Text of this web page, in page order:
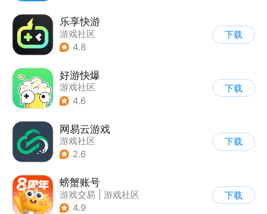
乐享快游
游戏社区
4.8
下载
好游快爆
游戏社区
4.6
下载
网易云游戏
游戏社区
2.6
下载
螃蟹账号
游戏交易
游戏社区
| 代练陪玩
4.9
下载